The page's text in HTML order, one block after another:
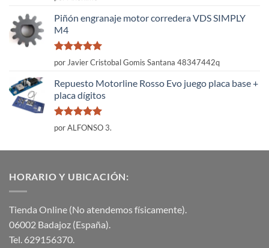
con
Piñón engranaje motor corredera VDS SIMPLY
M4
Valorado
con
por Javier Cristobal Gomis Santana 48347442q
Repuesto Motorline Rosso Evo juego placa base +
placa dígitos
Valorado
con
por ALFONSO 3.
HORARIO Y UBICACIÓN:
Tienda Online (No atendemos físicamente).
06002 Badajoz (España).
Tel. 629156370.